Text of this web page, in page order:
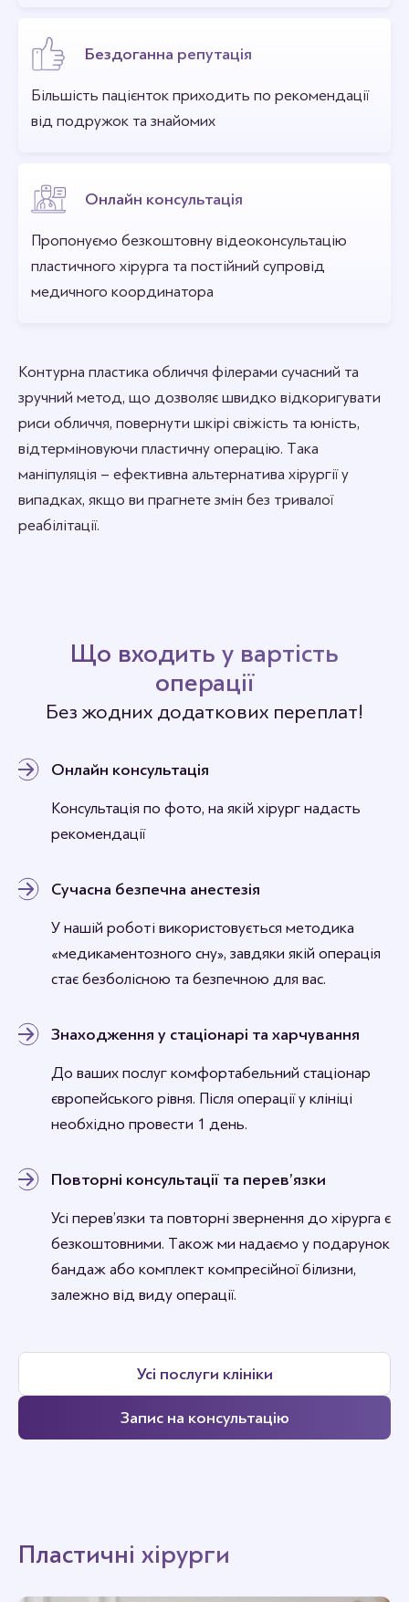
Бездоганна репутація
Більшість пацієнток приходить по рекомендації
від подружок та знайомих
Онлайн консультація
Пропонуємо безкоштовну відеоконсультацію
пластичного хірурга та постійний супровід
медичного координатора
Контурна пластика обличчя філерами сучасний та
зручний метод, що дозволяє швидко відкоригувати
риси обличчя, повернути шкірі свіжість та юність,
відтерміновуючи пластичну операцію. Така
маніпуляція – ефективна альтернатива хірургії у
випадках, якщо ви прагнете змін без тривалої
реабілітації.
Що входить у вартість
операції
Без жодних додаткових переплат!
Онлайн консультація
Консультація по фото, на якій хірург надасть
рекомендації
Сучасна безпечна анестезія
У нашій роботі використовується методика
«медикаментозного сну», завдяки якій операція
стає безболісною та безпечною для вас.
Знаходження у стаціонарі та харчування
До ваших послуг комфортабельний стаціонар
європейського рівня. Після операції у клініці
необхідно провести 1 день.
Повторні консультації та перев’язки
Усі перев’язки та повторні звернення до хірурга є
безкоштовними. Також ми надаємо у подарунок
бандаж або комплект компресійної білизни,
залежно від виду операції.
Усі послуги клініки
Запис на консультацію
Пластичні хірурги